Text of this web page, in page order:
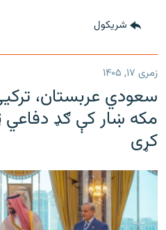
شريکول
زمری ۱۷, ۱۴۰۵
سعودي عربستان،
مکه ښار کې ګډ دفاعي
کړی